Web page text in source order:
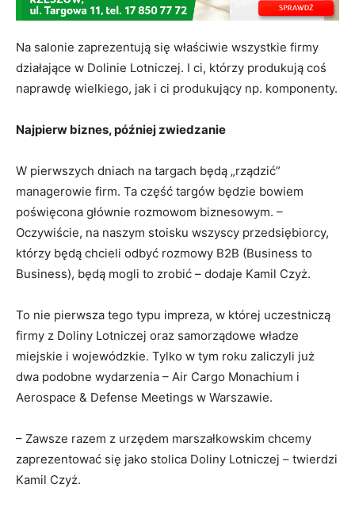
Na salonie zaprezentują się właściwie wszystkie firmy
działające w Dolinie Lotniczej. I ci, którzy produkują coś
naprawdę wielkiego, jak i ci produkujący np. komponenty.
Najpierw biznes, później zwiedzanie
W pierwszych dniach na targach będą „rządzić”
managerowie firm. Ta część targów będzie bowiem
poświęcona głównie rozmowom biznesowym. –
Oczywiście, na naszym stoisku wszyscy przedsiębiorcy,
którzy będą chcieli odbyć rozmowy B2B (Business to
Business), będą mogli to zrobić – dodaje Kamil Czyż.
To nie pierwsza tego typu impreza, w której uczestniczą
firmy z Doliny Lotniczej oraz samorządowe władze
miejskie i wojewódzkie. Tylko w tym roku zaliczyli już
dwa podobne wydarzenia – Air Cargo Monachium i
Aerospace & Defense Meetings w Warszawie.
– Zawsze razem z urzędem marszałkowskim chcemy
zaprezentować się jako stolica Doliny Lotniczej – twierdzi
Kamil Czyż.